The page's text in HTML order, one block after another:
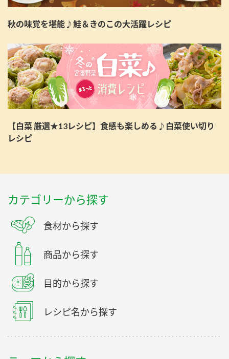
秋の味覚を堪能♪鮭＆きのこの大活躍レシピ
【白菜 厳選★13レシピ】食感も楽しめる♪白菜使い切り
レシピ
カテゴリーから探す
食材から探す
商品から探す
目的から探す
レシピ名から探す